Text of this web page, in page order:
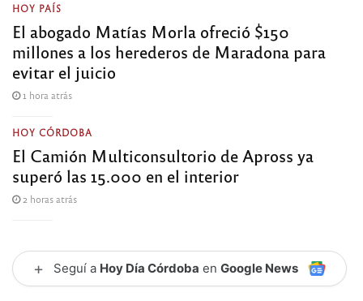
HOY PAÍS
El abogado Matías Morla ofreció $150
millones a los herederos de Maradona para
evitar el juicio
1 hora atrás
HOY CÓRDOBA
El Camión Multiconsultorio de Apross ya
superó las 15.000 en el interior
2 horas atrás
+ Seguí a Hoy Día Córdoba en Google News